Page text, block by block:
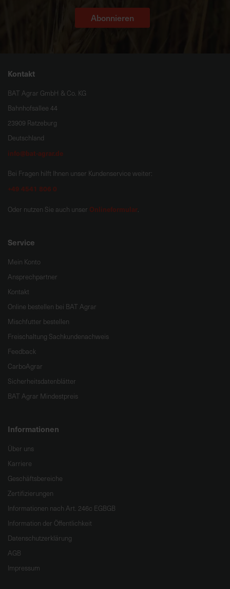
Abonnieren
Kontakt
BAT Agrar GmbH & Co. KG
Bahnhofsallee 44
23909 Ratzeburg
Deutschland
info@bat-agrar.de
Bei Fragen hilft Ihnen unser Kundenservice weiter:
+49 4541 806 0
Oder nutzen Sie auch unser Onlineformular.
Service
Mein Konto
Ansprechpartner
Kontakt
Online bestellen bei BAT Agrar
Mischfutter bestellen
Freischaltung Sachkundenachweis
Feedback
CarboAgrar
Sicherheitsdatenblätter
BAT Agrar Mindestpreis
Informationen
Über uns
Karriere
Geschäftsbereiche
Zertifizierungen
Informationen nach Art. 246c EGBGB
Information der Öffentlichkeit
Datenschutzerklärung
AGB
Impressum